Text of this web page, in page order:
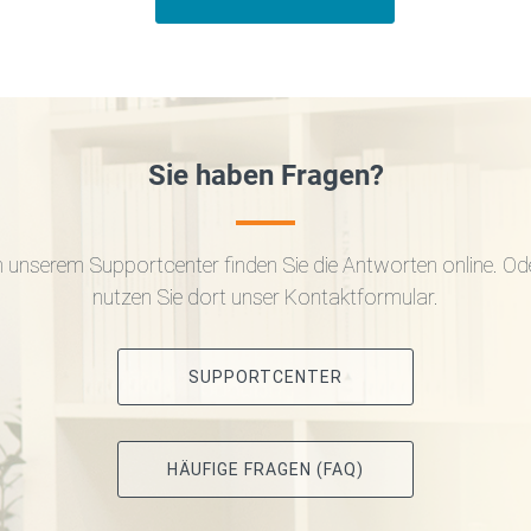
Sie haben Fragen?
unserem Supportcenter finden Sie die Antworten online.
nutzen Sie dort unser Kontaktformular.
SUPPORTCENTER
HÄUFIGE FRAGEN (FAQ)